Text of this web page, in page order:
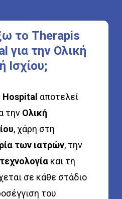
το Therapis
για την Ολική
Ισχίου;
Hospital αποτελεί
την Ολική
, χάρη στη
των ιατρών, την
και τη
σε κάθε στάδιο
του